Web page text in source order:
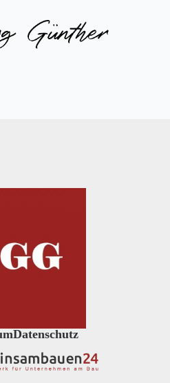
Datenschutz